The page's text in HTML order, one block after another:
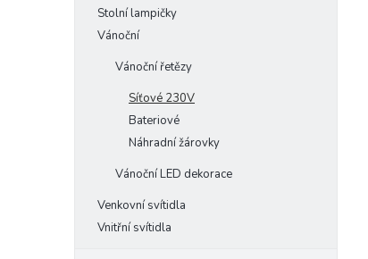
Stolní lampičky
Vánoční
Vánoční řetězy
Síťové 230V
Bateriové
Náhradní žárovky
Vánoční LED dekorace
Venkovní svítidla
Vnitřní svítidla